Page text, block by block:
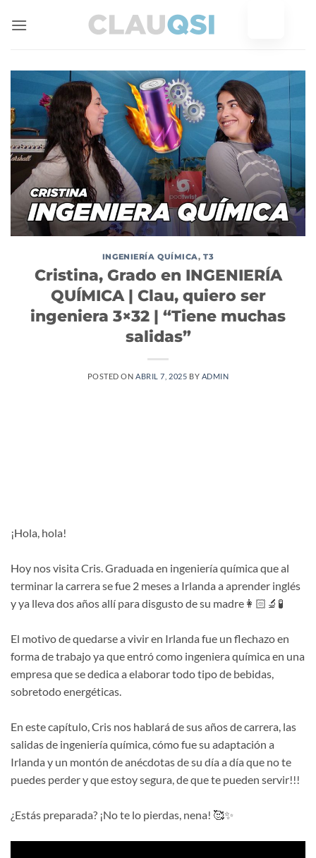
INGENIERÍA QUÍMICA,T3
Cristina, Grado en INGENIERÍA
QUÍMICA | Clau, quiero ser
ingeniera 3×32 | “Tiene muchas
salidas”
POSTED ONABRIL 7, 2025 BY ADMIN
¡Hola, hola!
Hoy nos visita Cris. Graduada en ingeniería química que al
terminar la carrera se fue 2 meses a Irlanda a aprender inglés
y ya lleva dos años allí para disgusto de su madre👩🏻‍🔬🧪
El motivo de quedarse a vivir en Irlanda fue un flechazo en
forma de trabajo ya que entró como ingeniera química en una
empresa que se dedica a elaborar todo tipo de bebidas,
sobretodo energéticas.
En este capítulo, Cris nos hablará de sus años de carrera, las
salidas de ingeniería química, cómo fue su adaptación a
Irlanda y un montón de anécdotas de su día a día que no te
puedes perder y que estoy segura, de que te pueden servir!!!
¿Estás preparada? ¡No te lo pierdas, nena! 🥰✨